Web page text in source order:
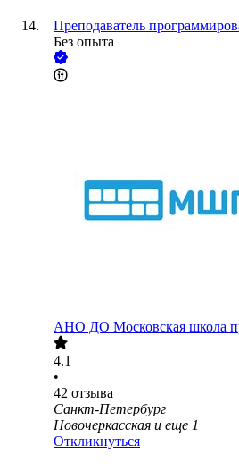
Преподаватель
Без опыта
АНО ДО Московская школа
4.1
•
42 отзыва
Санкт-Петербург
Новочеркасская и еще 1
Откликнуться